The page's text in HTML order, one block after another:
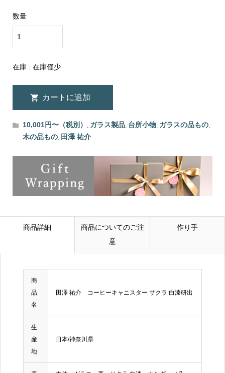
数量
在庫 : 在庫僅少
10,001円〜（税別） , ガラス製品, 台所小物, ガラスの品もの,
木の品もの, 田澤 祐介
商品詳細
商品についてのご注
意
作り手
商
品
名
田澤 祐介 コーヒーキャニスター サクラ 白漆研出
生
産
地
日本/神奈川県